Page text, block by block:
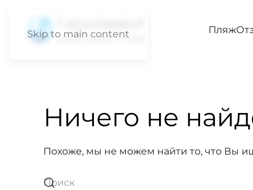
Skip to main content Пляж
Ничего не
Похоже, мы не можем найти то, что Вы